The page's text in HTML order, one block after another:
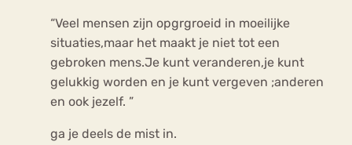
“Veel mensen zijn opgrgroeid in moeilijke
situaties,maar het maakt je niet tot een
gebroken mens.Je kunt veranderen,je kunt
gelukkig worden en je kunt vergeven ;anderen
en ook jezelf. ”
ga je deels de mist in.